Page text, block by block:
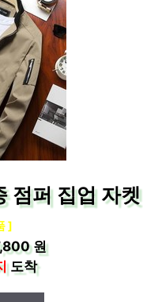
점퍼 집업 자
]
원
도착